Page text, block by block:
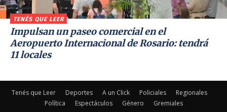
TENÉS QUE LEER
Impulsan un paseo comercial en el
Aeropuerto Internacional de Rosario: tendrá
11 locales
Tenés que Leer Deportes A un Click Policiales
Regionales
Política
Espectáculos Género Gremiales